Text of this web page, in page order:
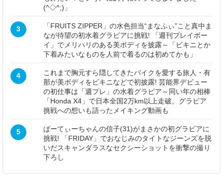
(^◇^;)」
3
「FRUITS ZIPPER」の水色担当“まなふぃ”こと真中ま
なが待望の初水着グラビアに挑戦! 「週刊プレイボー
イ」でメリハリのある美ボディを披露～「ビキニとか
下着みたいなものを人前で着るのは初めてかも」
4
これまで胸元すら隠してきたバイクを愛する旅人・有
那が美ボディをビキニなどで初披露! 芸能界デビュー
の初仕事は「週プレ」の水着グラビア～同い年の相棒
「Honda X4」で日本全国2万km以上走破。グラビア
挑戦への想いも語ったメイキング動画も
5
ぱーてぃーちゃんの信子(31)がまさかの初グラビアに
挑戦! 「FRIDAY」でおなじみのタイトなジーンズを脱
いだスキャンダラスなセクシーショットを衝撃の撮り
下ろし